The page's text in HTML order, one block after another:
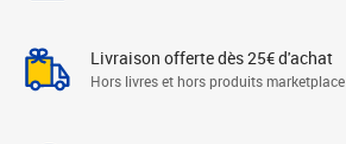
Livraison offerte dès 25€ d'achat
Hors livres et hors produits marketplace